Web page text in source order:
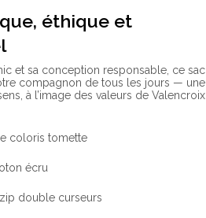
éthique et
et sa conception responsable, ce sac
compagnon de tous les jours — une
à l’image des valeurs de Valencroix.
coloris tomette
écru
double curseurs